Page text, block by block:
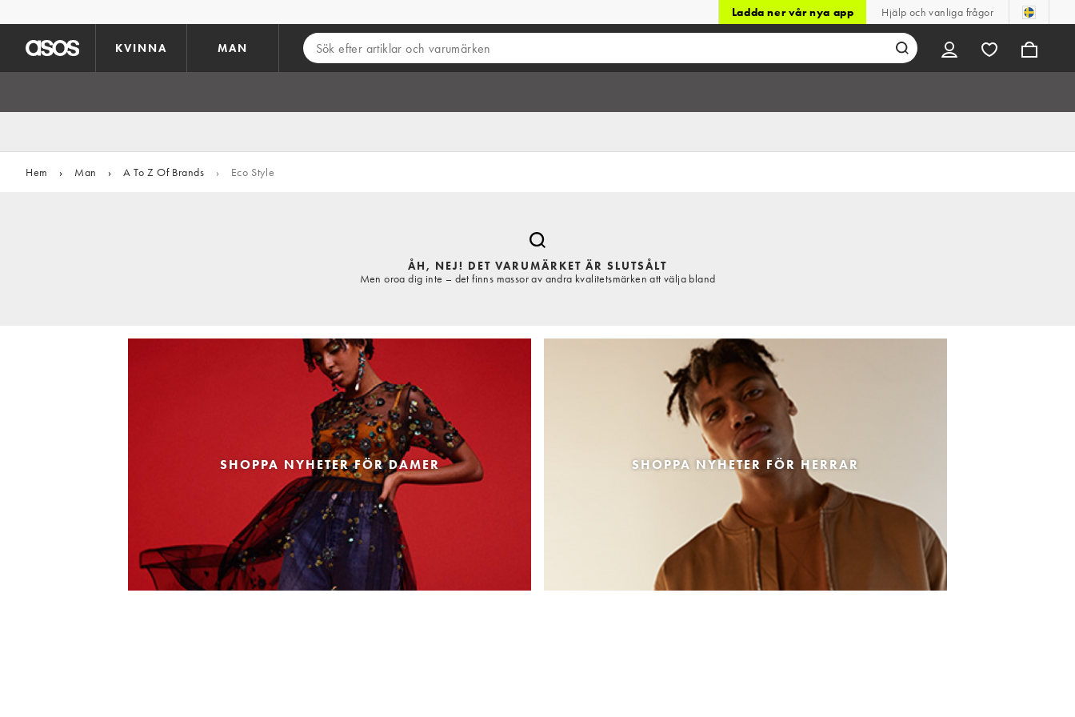
Ladda ner vår nya app Hjälp och vanliga frågor
KVINNA MAN
Hem › Man › A To Z Of Brands › Eco Style
ÅH, NEJ! DET VARUMÄRKET ÄR SLUTSÅLT
Men oroa dig inte – det finns massor av andra kvalitetsmärken att välja bland
SHOPPA NYHETER FÖR DAMER SHOPPA NYHETER FÖR HERRAR